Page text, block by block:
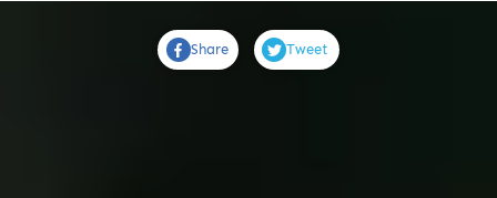
Share Tweet